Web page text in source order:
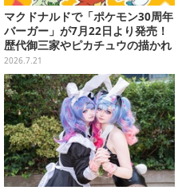
マクドナルドで「ポケモン30周年
バーガー」が7月22日より発売！
歴代御三家やピカチュウの描かれ
たオリジナルパッケージが可愛い
2026.7.21